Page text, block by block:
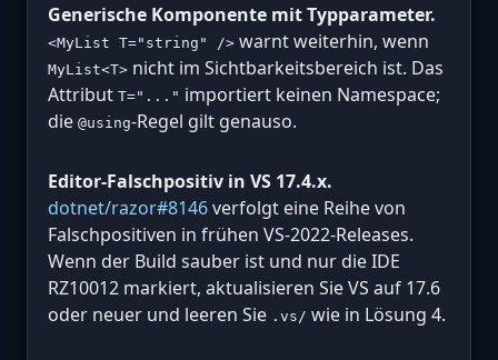
Generische Komponente mit Typparameter.
<MyList T="string" /> warnt weiterhin, wenn
MyList<T> nicht im Sichtbarkeitsbereich ist. Das
Attribut T="..." importiert keinen Namespace;
die @using-Regel gilt genauso.
Editor-Falschpositiv in VS 17.4.x.
dotnet/razor#8146verfolgt eine Reihe von
Falschpositiven in frühen VS-2022-Releases.
Wenn der Build sauber ist und nur die IDE
RZ10012 markiert, aktualisieren Sie VS auf 17.6
oder neuer und leeren Sie .vs/ wie in Lösung 4.